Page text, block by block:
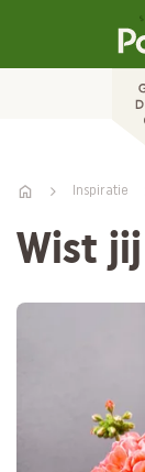
Inspiratie
Wist